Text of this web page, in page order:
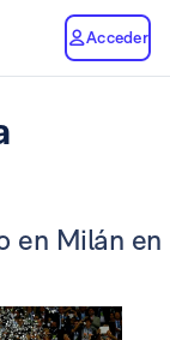
Acceder
en Milán en